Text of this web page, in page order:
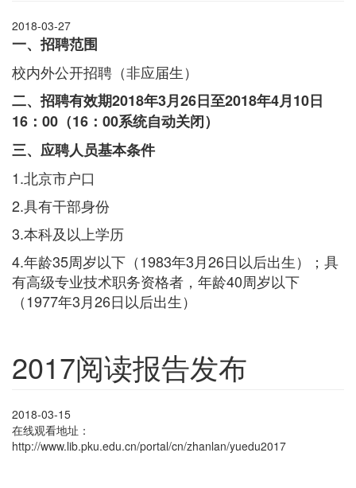
2018-03-27
一、招聘范围
校内外公开招聘（非应届生）
二、招聘有效期2018年3月26日至2018年4月10日
16：00（16：00系统自动关闭）
三、应聘人员基本条件
1.北京市户口
2.具有干部身份
3.本科及以上学历
4.年龄35周岁以下（1983年3月26日以后出生）；具
有高级专业技术职务资格者，年龄40周岁以下
（1977年3月26日以后出生）
2017阅读报告发布
2018-03-15
在线观看地址：
http://www.lib.pku.edu.cn/portal/cn/zhanlan/yuedu2017